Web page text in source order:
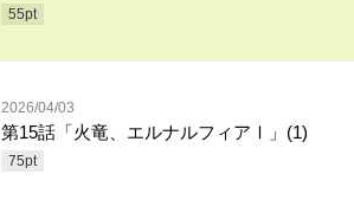
55pt
2026/04/03
第15話「火竜、エルナルフィアⅠ」(1)
75pt